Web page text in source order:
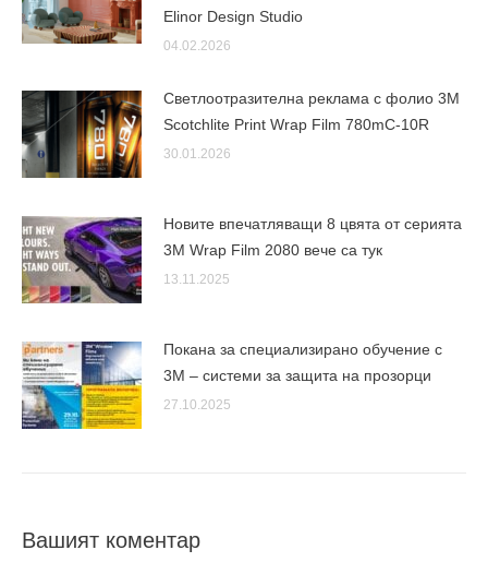
Elinor Design Studio
04.02.2026
Светлоотразителна реклама с фолио 3M
Scotchlite Print Wrap Film 780mC-10R
30.01.2026
Новите впечатляващи 8 цвята от серията
3M Wrap Film 2080 вече са тук
13.11.2025
Покана за специализирано обучение с
3M – системи за защита на прозорци
27.10.2025
Вашият коментар